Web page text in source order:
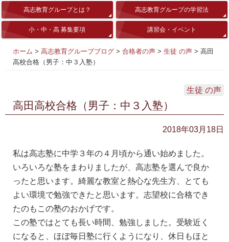
高志教育グループとは？ 高志教育グループの学習法
小・中・高 募集要項 講習会・イベント
ホーム > 高志教育グループブログ > 合格者の声 > 生徒 の声 > 高田
高校合格（男子：中３入塾）
生徒 の声
高田高校合格（男子：中３入塾）
2018年03月18日
私は高志塾に中学３年の４月頃から通い始めました。
いろいろな塾をまわりましたが、高志塾を選んで良か
ったと思います。綺麗な教室と熱心な先生方、とても
よい環境で勉強できたと思います。志望校に合格でき
たのもこの塾のおかげです。
この塾ではとても長い時間、勉強しました。受験近く
になると、ほぼ毎日塾に行くようになり、休日もほと